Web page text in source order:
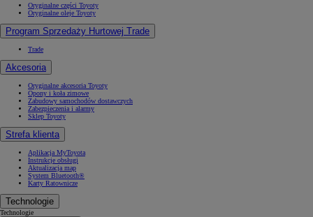
Oryginalne części Toyoty
Oryginalne oleje Toyoty
Program Sprzedaży Hurtowej Trade
Trade
Akcesoria
Oryginalne akcesoria Toyoty
Opony i koła zimowe
Zabudowy samochodów dostawczych
Zabezpieczenia i alarmy
Sklep Toyoty
Strefa klienta
Aplikacja MyToyota
Instrukcje obsługi
Aktualizacja map
System Bluetooth®
Karty Ratownicze
Technologie
Technologie